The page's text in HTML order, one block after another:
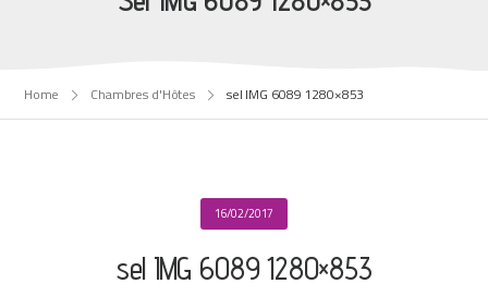
Home Chambres d'Hôtes sel IMG 6089 1280×853
16/02/2017
sel IMG 6089 1280×853